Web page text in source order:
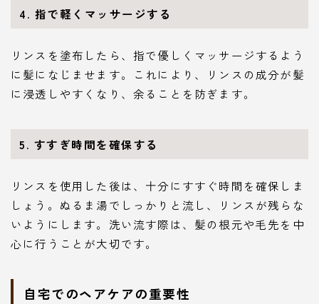
4. 指で軽くマッサージする
リンスを塗布したら、指で優しくマッサージするよう
に髪になじませます。これにより、リンスの成分が髪
に浸透しやすくなり、余ることを防ぎます。
5. すすぎ時間を確保する
リンスを使用した後は、十分にすすぐ時間を確保しま
しょう。ぬるま湯でしっかりと流し、リンスが残らな
いようにします。洗い流す際は、髪の根元や毛先を中
心に行うことが大切です。
自宅でのヘアケアの重要性